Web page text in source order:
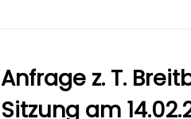
Anfrage z. T.
Sitzung am